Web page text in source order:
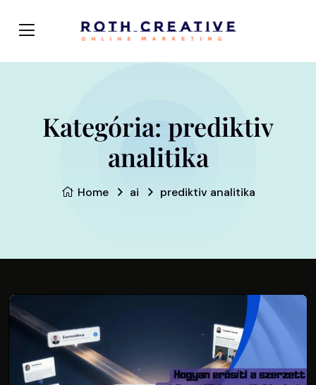
Kategória: prediktiv
analitika
Home ai prediktiv analitika